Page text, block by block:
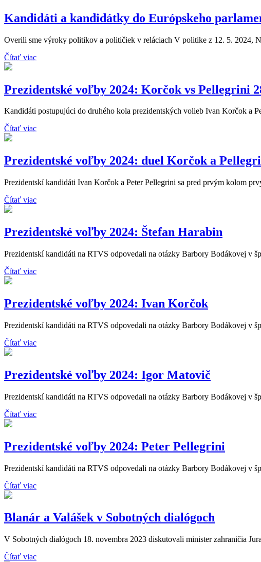
Kandidáti a kandidátky do Európskeho
Overili sme výroky politikov a političiek v reláciach V politike z 12. 5. 2024,
Čítať viac
Prezidentské voľby 2024: Korčok vs Pellegrini
Kandidáti postupujúci do druhého kola prezidentských volieb Ivan Korčok a
Čítať viac
Prezidentské voľby 2024: duel Korčok a
Prezidentskí kandidáti Ivan Korčok a Peter Pellegrini sa pred prvým kolom
Čítať viac
Prezidentské voľby 2024: Štefan Harabin
Prezidentskí kandidáti na RTVS odpovedali na otázky Barbory Bodákovej v
Čítať viac
Prezidentské voľby 2024: Ivan Korčok
Prezidentskí kandidáti na RTVS odpovedali na otázky Barbory Bodákovej v
Čítať viac
Prezidentské voľby 2024: Igor Matovič
Prezidentskí kandidáti na RTVS odpovedali na otázky Barbory Bodákovej v
Čítať viac
Prezidentské voľby 2024: Peter Pellegrini
Prezidentskí kandidáti na RTVS odpovedali na otázky Barbory Bodákovej v
Čítať viac
Blanár a Valášek v Sobotných dialógoch
V Sobotných dialógoch 18. novembra 2023 diskutovali minister zahraničia
Čítať viac